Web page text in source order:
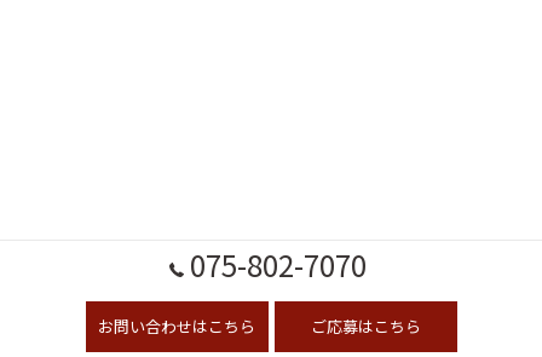
075-802-7070
お問い合わせはこちら ご応募はこちら